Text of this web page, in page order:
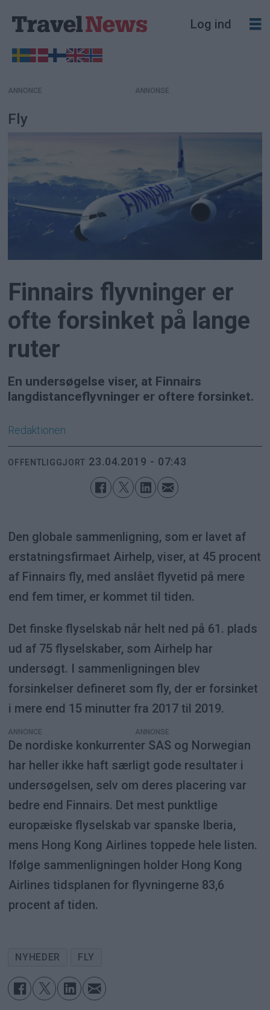
Log ind
ANNONCE
Fly
Finnairs flyvninger er
ofte forsinket på lange
ruter
En undersøgelse viser, at Finnairs
langdistanceflyvninger er oftere forsinket.
Redaktionen
OFFENTLIGGJORT 23.04.2019 - 07:43
Den globale sammenligning, som er lavet af
erstatningsfirmaet Airhelp, viser, at 45 procent
af Finnairs fly, med anslået flyvetid på mere
end fem timer, er kommet til tiden.
Det finske flyselskab når helt ned på 61. plads
ud af 75 flyselskaber, som Airhelp har
undersøgt. I sammenligningen blev
forsinkelser defineret som fly, der er forsinket
i mere end 15 minutter fra 2017 til 2019.
ANNONCE
De nordiske konkurrenter SAS og Norwegian
har heller ikke haft særligt gode resultater i
undersøgelsen, selv om deres placering var
bedre end Finnairs. Det mest punktlige
europæiske flyselskab var spanske Iberia,
mens Hong Kong Airlines toppede hele listen.
Ifølge sammenligningen holder Hong Kong
Airlines tidsplanen for flyvningerne 83,6
procent af tiden.
NYHEDER FLY